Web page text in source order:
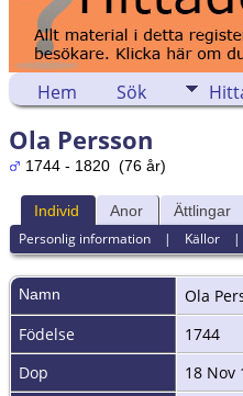
Hem Sök
Ola Persson
1744 - 1820 (76 år)
Individ Anor Ättlingar
Personlig information | Källor
Namn Ola
Födelse
1744
Dop
18 Nov